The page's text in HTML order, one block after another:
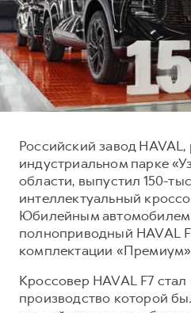
DARGO
от 3 199 000 ₽
от 2 899 000 ₽
Тест-драйв
КРЕДИТ И
Кредитный калькулятор
Кредит
КОРПОРАТИВНЫМ
Для малого бизнеса
Корпоративным клиентам
Крупным корпоративным
Система управления
СЕРВИСНОЕ
Нулевое ТО
Программа «Помощь на
Регламенты
ПОДДЕРЖКА
GWM Безопасность
Гарантия HAVAL
Мобильное приложение
Программа «HAVAL
Руководства по
О дилере
Наша команда
Контакты
Российский завод
индустриальном парке
области, выпустил 150-
интеллектуальный
Юбилейным автомобилем
полноприводный HAVAL
комплектации
Кроссовер HAVAL F7
производство которой